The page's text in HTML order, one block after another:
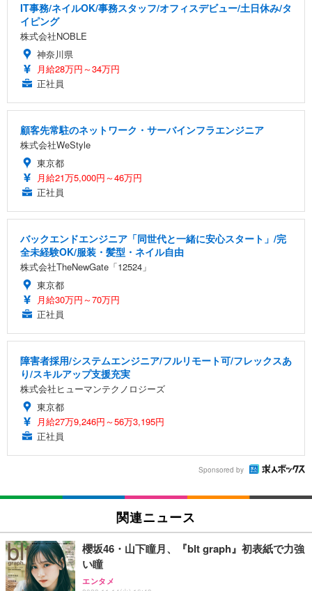
IT事務/ネイルOK/事務スタッフ/オフィスデビュー/土日休み/タ
イピング
株式会社NOBLE
神奈川県
月給28万円～34万円
正社員
顧客先常駐のネットワーク・サーバインフラエンジニア
株式会社WeStyle
東京都
月給21万5,000円～46万円
正社員
バックエンドエンジニア「同世代と一緒に安心スタート」/完
全未経験OK/服装・髪型・ネイル自由
株式会社TheNewGate「12524」
東京都
月給30万円～70万円
正社員
障害者採用/システムエンジニア/フルリモート可/フレックスあ
り/スキルアップ支援充実
株式会社ヒューマンテクノロジーズ
東京都
月給27万9,246円～56万3,195円
正社員
Sponsored by
関連ニュース
櫻坂46・山下瞳月、『blt graph』初表紙で力強
い瞳
エンタメ